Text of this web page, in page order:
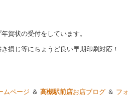
賀状の受付をしています。
損じ等にちょうど良い早期印刷対応！
ムページ ＆ 高槻駅前店お店ブログ ＆ フ